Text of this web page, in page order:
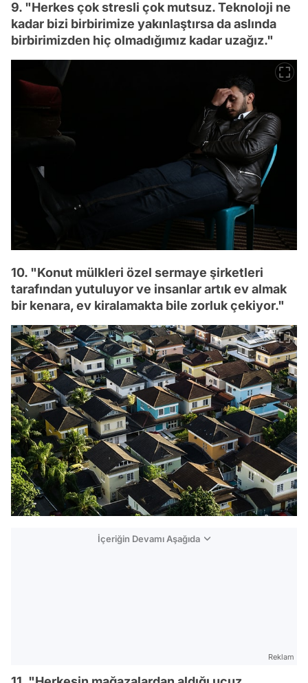
9. "Herkes çok stresli çok mutsuz. Teknoloji ne
kadar bizi birbirimize yakınlaştırsa da aslında
birbirimizden hiç olmadığımız kadar uzağız."
10. "Konut mülkleri özel sermaye şirketleri
tarafından yutuluyor ve insanlar artık ev almak
bir kenara, ev kiralamakta bile zorluk çekiyor."
İçeriğin Devamı Aşağıda
Reklam